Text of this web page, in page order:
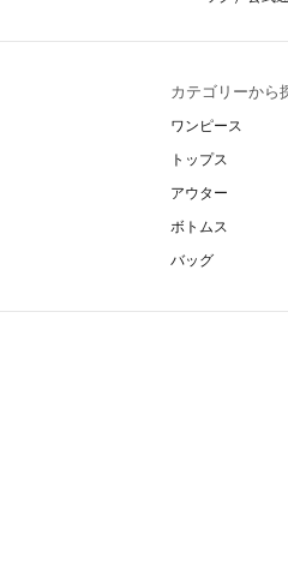
カテゴリーから
ワンピース
トップス
アウター
ボトムス
バッグ